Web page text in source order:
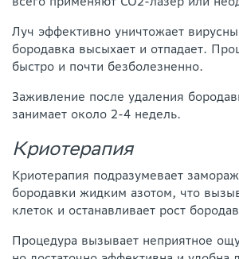
Луч эффективно уничтожает
бородавка высыхает и отпадает.
быстро и почти безболезненно.
Заживление после удаления
занимает около 2-4 недель.
Криотерапия
Криотерапия подразумевает
бородавки жидким азотом, что
клеток и останавливает рост
Процедура вызывает неприятное